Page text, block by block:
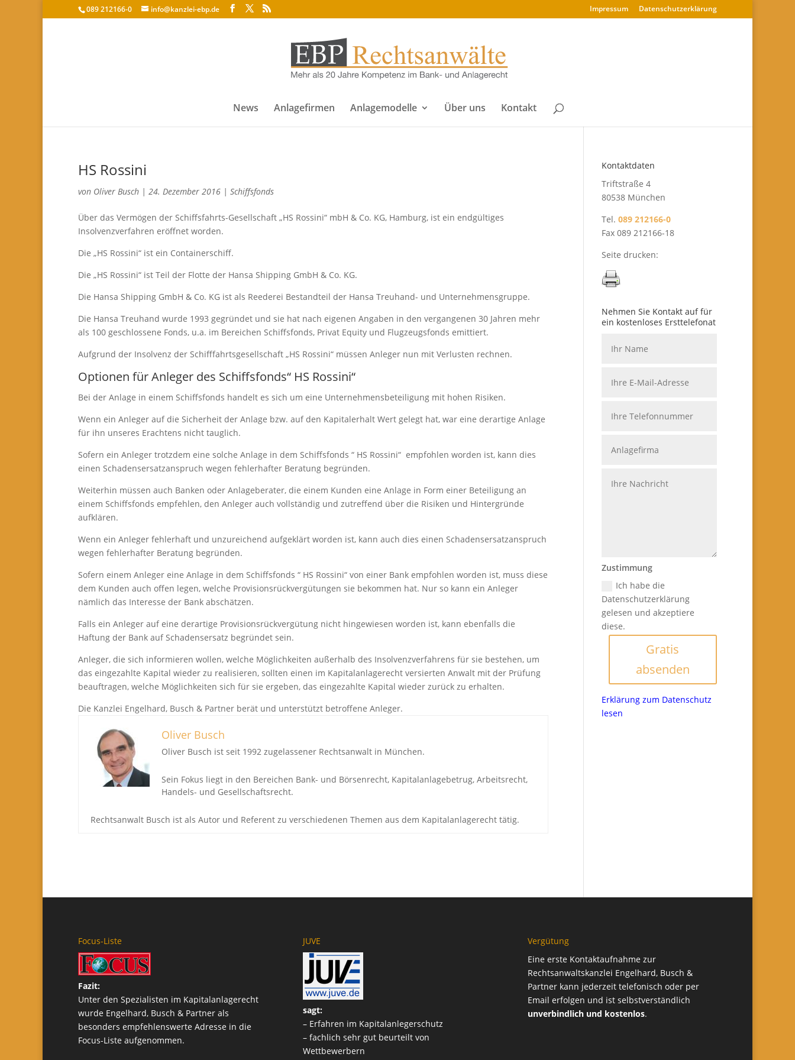
089 212166-0 info@kanzlei-ebp.de Impressum Datenschutz­erklärung
News Anlagefirmen Anlagemodelle Über uns Kontakt
HS Rossini
von Oliver Busch | 24. Dezember 2016 | Schiffsfonds
Über das Vermögen der Schiffsfahrts-Gesellschaft „HS Rossini“ mbH & Co. KG, Hamburg, ist ein endgültiges
Insolvenzverfahren eröffnet worden.
Die „HS Rossini“ ist ein Containerschiff.
Die „HS Rossini“ ist Teil der Flotte der Hansa Shipping GmbH & Co. KG.
Die Hansa Shipping GmbH & Co. KG ist als Reederei Bestandteil der Hansa Treuhand- und Unternehmensgruppe.
Die Hansa Treuhand wurde 1993 gegründet und sie hat nach eigenen Angaben in den vergangenen 30 Jahren mehr
als 100 geschlossene Fonds, u.a. im Bereichen Schiffsfonds, Privat Equity und Flugzeugsfonds emittiert.
Aufgrund der Insolvenz der Schifffahrtsgesellschaft „HS Rossini“ müssen Anleger nun mit Verlusten rechnen.
Optionen für Anleger des Schiffsfonds“ HS Rossini“
Bei der Anlage in einem Schiffsfonds handelt es sich um eine Unternehmensbeteiligung mit hohen Risiken.
Wenn ein Anleger auf die Sicherheit der Anlage bzw. auf den Kapitalerhalt Wert gelegt hat, war eine derartige Anlage
für ihn unseres Erachtens nicht tauglich.
Sofern ein Anleger trotzdem eine solche Anlage in dem Schiffsfonds “ HS Rossini“ empfohlen worden ist, kann dies
einen Schadensersatzanspruch wegen fehlerhafter Beratung begründen.
Weiterhin müssen auch Banken oder Anlageberater, die einem Kunden eine Anlage in Form einer Beteiligung an
einem Schiffsfonds empfehlen, den Anleger auch vollständig und zutreffend über die Risiken und Hintergründe
aufklären.
Wenn ein Anleger fehlerhaft und unzureichend aufgeklärt worden ist, kann auch dies einen Schadensersatzanspruch
wegen fehlerhafter Beratung begründen.
Sofern einem Anleger eine Anlage in dem Schiffsfonds “ HS Rossini“ von einer Bank empfohlen worden ist, muss diese
dem Kunden auch offen legen, welche Provisionsrückvergütungen sie bekommen hat. Nur so kann ein Anleger
nämlich das Interesse der Bank abschätzen.
Falls ein Anleger auf eine derartige Provisionsrückvergütung nicht hingewiesen worden ist, kann ebenfalls die
Haftung der Bank auf Schadensersatz begründet sein.
Anleger, die sich informieren wollen, welche Möglichkeiten außerhalb des Insolvenzverfahrens für sie bestehen, um
das eingezahlte Kapital wieder zu realisieren, sollten einen im Kapitalanlagerecht versierten Anwalt mit der Prüfung
beauftragen, welche Möglichkeiten sich für sie ergeben, das eingezahlte Kapital wieder zurück zu erhalten.
Die Kanzlei Engelhard, Busch & Partner berät und unterstützt betroffene Anleger.
Oliver Busch
Oliver Busch ist seit 1992 zugelassener Rechtsanwalt in München.
Sein Fokus liegt in den Bereichen Bank- und Börsenrecht, Kapitalanlagebetrug, Arbeitsrecht,
Handels- und Gesellschaftsrecht.
Rechtsanwalt Busch ist als Autor und Referent zu verschiedenen Themen aus dem Kapitalanlagerecht tätig.
Kontaktdaten
Triftstraße 4
80538 München
Tel. 089 212166-0
Fax 089 212166-18
Seite drucken:
Nehmen Sie Kontakt auf für
ein kostenloses Ersttelefonat
Zustimmung
Ich habe die
Datenschutzerklärung
gelesen und akzeptiere
diese.
Gratis
absenden
Erklärung zum Datenschutz
lesen
Focus-Liste
Fazit:
Unter den Spezialisten im Kapitalanlagerecht
wurde Engelhard, Busch & Partner als
besonders empfehlenswerte Adresse in die
Focus-Liste aufgenommen.
JUVE
sagt:
– Erfahren im Kapitalanlegerschutz
– fachlich sehr gut beurteilt von
Wettbewerbern
Vergütung
Eine erste Kontaktaufnahme zur
Rechtsanwaltskanzlei Engelhard, Busch &
Partner kann jederzeit telefonisch oder per
Email erfolgen und ist selbstverständlich
unverbindlich und kostenlos.